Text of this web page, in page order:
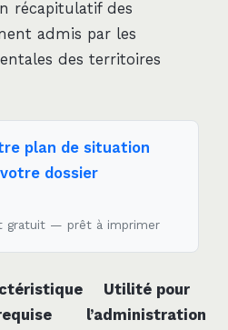
récapitulatif des
admis par les
des territoires
plan de situation
dossier
gratuit — prêt à imprimer
Utilité pour
l’administration